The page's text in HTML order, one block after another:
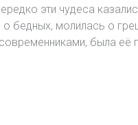
эти чудеса
бедных, молилась о
была её